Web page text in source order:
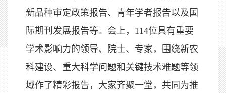
新品种审定政策报告、青年学者报告以及国
际期刊发展报告等。会上，114位具有重要
学术影响力的领导、院士、专家，围绕新农
科建设、重大科学问题和关键技术难题等领
域作了精彩报告，大家齐聚一堂，共同为推